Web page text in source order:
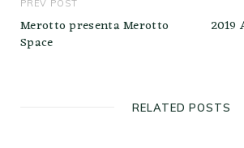
PREV POST
Merotto presenta Merotto
Space
2019
RELATED POSTS